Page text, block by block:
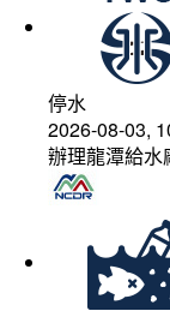
停水
2026-08-03,
辦理龍潭給水